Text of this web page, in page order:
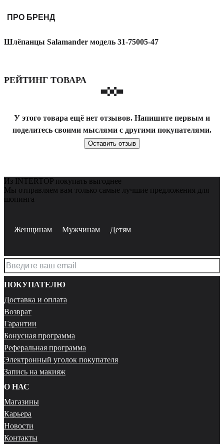
ПРО БРЕНД
Шлёпанцы Salamander модель 31-75005-47
РЕЙТИНГ ТОВАРА
У этого товара ещё нет отзывов. Напишите первым и
поделитесь своими мыслями с другими покупателями.
Оставить отзыв
Из INTERTOP покупать выгоднее
Мы отправляем вам только самые лучшие предложения для
шопинга
Женщинам Мужчинам Детям
ПОКУПАТЕЛЮ
Доставка и оплата
Возврат
Гарантии
Бонусная программа
Реферальная программа
Электронный уголок покупателя
Запись на макияж
О НАС
Магазины
Карьера
Новости
Контакты